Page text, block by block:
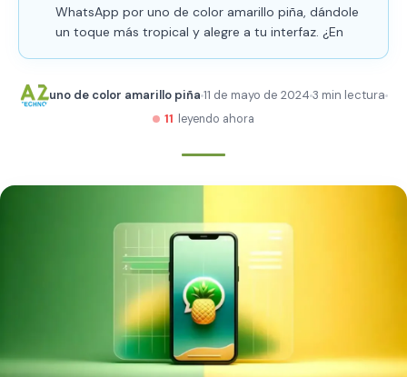
WhatsApp por uno de color amarillo piña, dándole
un toque más tropical y alegre a tu interfaz. ¿En
uno de color amarillo piña 11 de mayo de 2024 3 min lectura
11
leyendo ahora